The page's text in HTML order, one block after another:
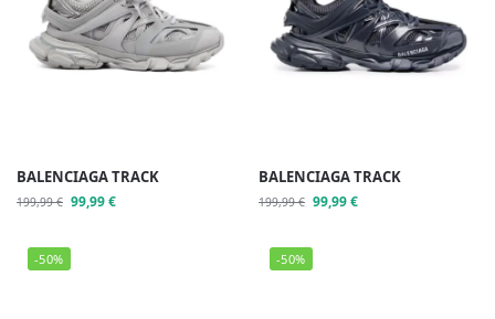
BALENCIAGA TRACK
199,99€ 99,99€
BALENCIAGA TRACK
199,99€ 99,99€
-50% -50%